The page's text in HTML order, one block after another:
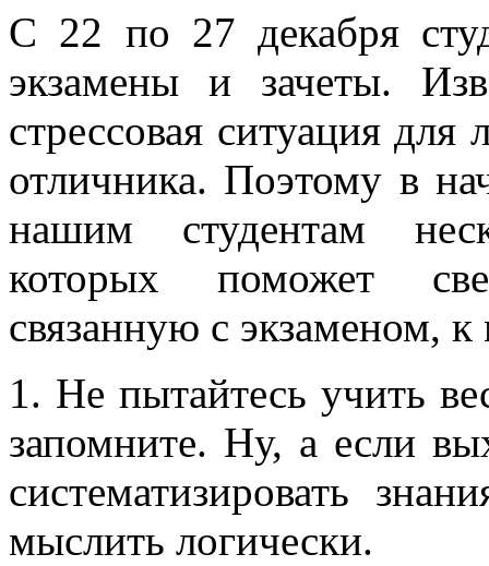
С 22 по 27 декабря
экзамены и зачеты.
стрессовая ситуация
отличника. Поэтому в
нашим студентам
которых поможет
связанную с экзаменом,
1. Не пытайтесь учить
запомните. Ну, а если
систематизировать
мыслить логически.